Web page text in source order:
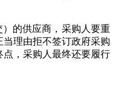
的供应商，采购人要重
理由拒不签订政府采购
，采购人最终还要履行